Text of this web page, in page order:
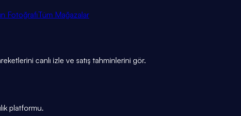
FotoğrafıTüm Mağazalar
canlı izle ve satış tahminlerini gör.
platformu.